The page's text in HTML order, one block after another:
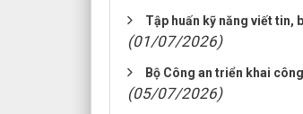
Tập huấn kỹ năng viết tin,
(01/07/2026)
Bộ Công an triển khai
(05/07/2026)